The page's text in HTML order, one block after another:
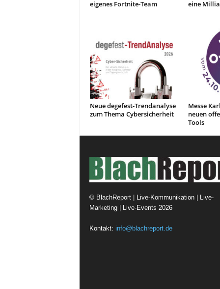
eigenes Fortnite-Team
eine
Neue degefest-Trendanalyse
zum Thema Cybersicherheit
Messe
neuen
Tools
© BlachReport | Live-Kommunikation | Live-
Marketing | Live-Events 2026
Kontakt: info@blachreport.de